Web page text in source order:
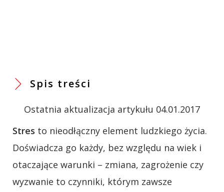
Spis treści
Ostatnia aktualizacja artykułu 04.01.2017
Stres to nieodłączny element ludzkiego życia.
Doświadcza go każdy, bez względu na wiek i
otaczające warunki – zmiana, zagrożenie czy
wyzwanie to czynniki, którym zawsze